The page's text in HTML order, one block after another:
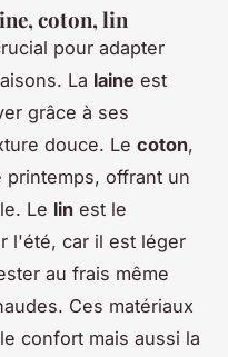
coton, lin
pour adapter
La laine est
grâce à ses
douce. Le coton,
printemps, offrant un
Le lin est le
l'été, car il est léger
au frais même
Ces matériaux
confort mais aussi la